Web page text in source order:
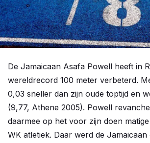
De Jamaicaan Asafa Powell heeft in
wereldrecord 100 meter verbeterd.
0,03 sneller dan zijn oude toptijd en
(9,77, Athene 2005). Powell
daarmee op het voor zijn doen
WK atletiek. Daar werd de Jamaicaan